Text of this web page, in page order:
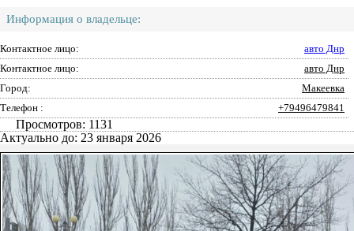
Информация о владельце:
Контактное лицо:
авто Днр
Контактное лицо:
авто Днр
Город:
Макеевка
Телефон :
+79496479841
Просмотров: 1131
Актуально до: 23 января 2026